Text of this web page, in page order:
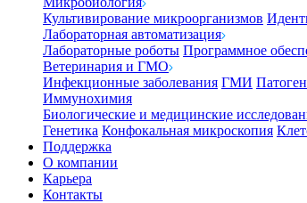
Культивирование микроорганизмов
Лабораторная автоматизация
Лабораторные роботы Программное
Ветеринария и ГМО
Инфекционные заболевания ГМИ
Иммунохимия
Биологические и медицинские
Генетика Конфокальная микроскопия
Поддержка
О компании
Карьера
Контакты